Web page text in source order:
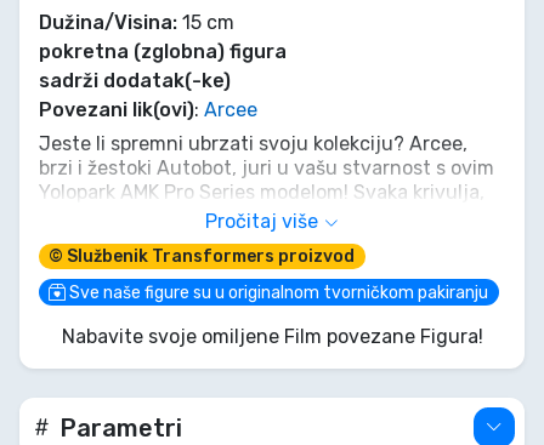
Dužina/Visina: 15 cm
pokretna (zglobna) figura
sadrži dodatak(-ke)
Povezani lik(ovi): Arcee
Jeste li spremni ubrzati svoju kolekciju? Arcee,
brzi i žestoki Autobot, juri u vašu stvarnost s ovim
Yolopark AMK Pro Series modelom! Svaka krivulja,
svaki detalj hvata njezin agilni duh iz
Transformers: Uspon Zvijeri. Sastavite je,
postavite je i neka bude hrabra zaštitnica vaše
kolekcije. Ne samo gledajte akciju, postanite njezin
dio! Zgrabite Arcee i osjetite navalu!
Pročitaj više
© Službenik Transformers proizvod
Sve naše figure su u originalnom tvorničkom pakiranju
Nabavite svoje omiljene Film povezane Figura!
Parametri